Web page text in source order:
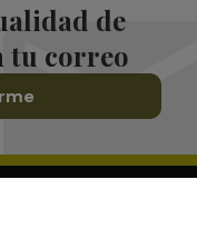
de
tu correo